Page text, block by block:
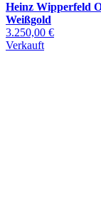
Heinz Wipperfeld
Weißgold
3.250,00 €
Verkauft